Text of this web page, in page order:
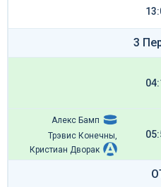
3
Алекс Бамп
Трэвис Конечны,
Кристиан Дворак